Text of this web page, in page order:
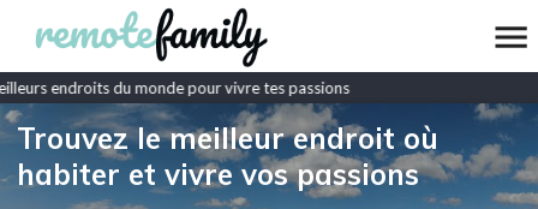
endroits du monde pour vivre tes passions
Trouvez le meilleur endroit où
habiter et vivre vos passions